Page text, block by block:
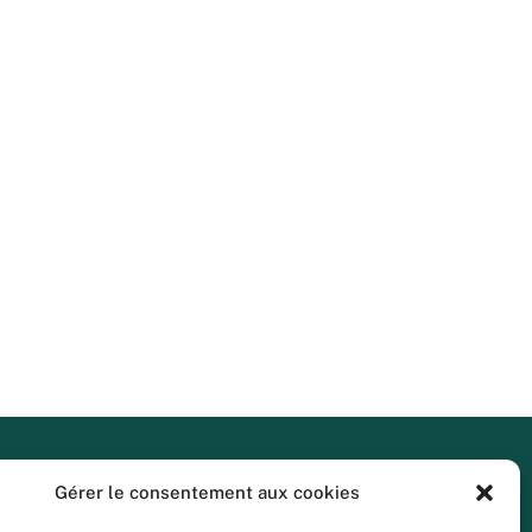
Gérer le consentement aux cookies
Formation